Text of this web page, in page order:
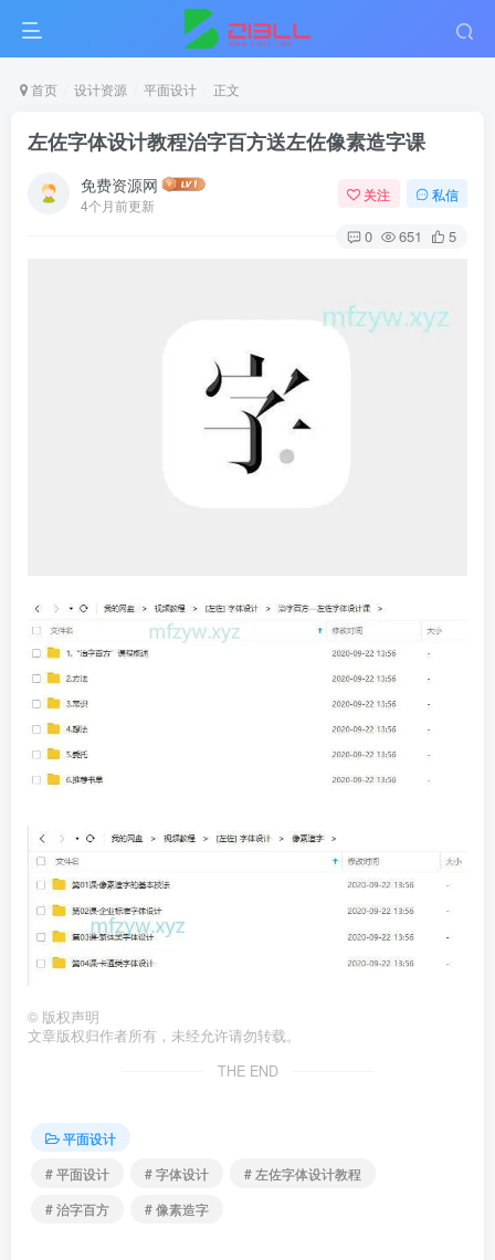
首页 设计资源 平面设计 正文
左佐字体设计教程治字百方送左佐像素造字课
免费资源网
4个月前更新
关注 私信
0 651 5
© 版权声明
文章版权归作者所有，未经允许请勿转载。
THE END
平面设计
# 平面设计
# 字体设计
# 左佐字体设计教程
# 治字百方
# 像素造字